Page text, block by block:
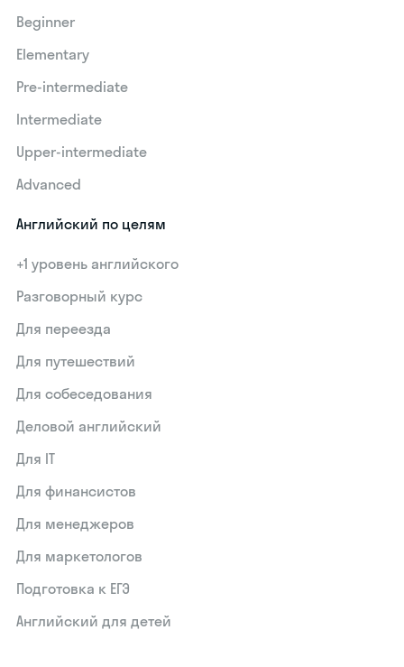
Beginner
Elementary
Pre-intermediate
Intermediate
Upper-intermediate
Advanced
Английский по целям
+1 уровень английского
Разговорный курс
Для переезда
Для путешествий
Для собеседования
Деловой английский
Для IT
Для финансистов
Для менеджеров
Для маркетологов
Подготовка к ЕГЭ
Английский для детей